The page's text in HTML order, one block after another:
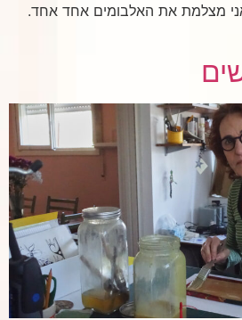
מצלמת את האלבומים אחד אחד.